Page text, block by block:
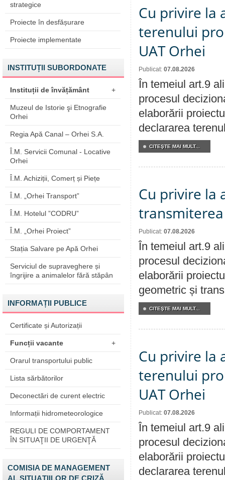
strategice
Proiecte în desfășurare
Proiecte implementate
INSTITUȚII SUBORDONATE
Instituții de învățământ +
Muzeul de Istorie şi Etnografie
Orhei
Regia Apă Canal – Orhei S.A.
Î.M. Servicii Comunal - Locative
Orhei
Î.M. Achiziții, Comerț și Piețe
Î.M. „Orhei Transport”
Î.M. Hotelul ”CODRU”
Î.M. „Orhei Proiect”
Stația Salvare pe Apă Orhei
Serviciul de supraveghere și
îngrijire a animalelor fără stăpân
INFORMAȚII PUBLICE
Certificate și Autorizații
Funcții vacante +
Orarul transportului public
Lista sărbătorilor
Deconectări de curent electric
Informații hidrometeorologice
REGULI DE COMPORTAMENT
ÎN SITUAŢII DE URGENŢĂ
COMISIA DE MANAGEMENT
AL SITUAȚIILOR DE CRIZĂ
Cu privire la
terenului
UAT Orhei
Publicat: 07.08.2026
În temeiul art.9
procesul
elaborării
declararea
CITEŞTE MAI MULT...
Cu privire la
Publicat: 07.08.2026
În temeiul art.9
procesul
elaborării
geometric și
CITEŞTE MAI MULT...
Cu privire la
terenului
UAT Orhei
Publicat: 07.08.2026
În temeiul art.9
procesul
elaborării
declararea